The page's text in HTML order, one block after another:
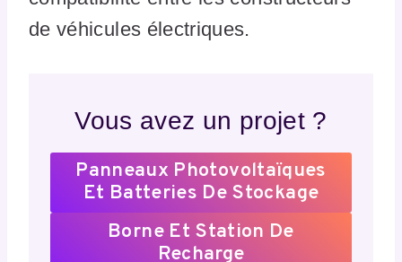
de véhicules électriques.
Vous avez un projet ?
Panneaux Photovoltaïques
Et Batteries De Stockage
Borne Et Station De
Recharge